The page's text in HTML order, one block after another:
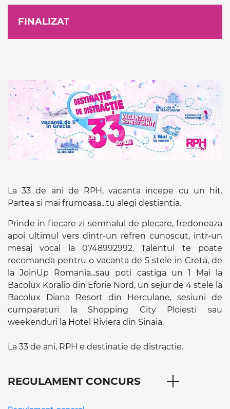
FINALIZAT
La 33 de ani de RPH, vacanta incepe cu un hit.
Partea si mai frumoasa...tu alegi destiantia.
Prinde in fiecare zi semnalul de plecare, fredoneaza
apoi ultimul vers dintr-un refren cunoscut, intr-un
mesaj vocal la 0748992992. Talentul te poate
recomanda pentru o vacanta de 5 stele in Creta, de
la JoinUp Romania...sau poti castiga un 1 Mai la
Bacolux Koralio din Eforie Nord, un sejur de 4 stele la
Bacolux Diana Resort din Herculane, sesiuni de
cumparaturi la Shopping City Ploiesti sau
weekenduri la Hotel Riviera din Sinaia.
La 33 de ani, RPH e destinatie de distractie.
REGULAMENT CONCURS